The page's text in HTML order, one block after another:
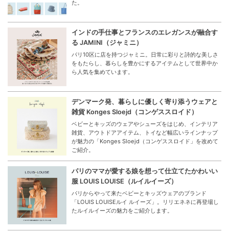
た。
インドの手仕事とフランスのエレガンスが融合す
る JAMINI（ジャミニ）
パリ10区に店を持つジャミニ。日常に彩りと詩的な美しさ
をもたらし、暮らしを豊かにするアイテムとして世界中か
ら人気を集めています。
デンマーク発、暮らしに優しく寄り添うウェアと
雑貨 Konges Sloejd（コンゲススロイド）
ベビーとキッズのウェアやシューズをはじめ、インテリア
雑貨、アウトドアアイテム、トイなど幅広いラインナップ
が魅力の「Konges Sloejd（コンゲススロイド」を改めて
ご紹介。
パリのママが愛する娘を想って仕立てたかわいい
服 LOUIS LOUISE（ルイルイーズ）
パリからやって来たベビーとキッズウェアのブランド
「LOUIS LOUISEルイ ルイーズ」。リリエネネに再登場し
たルイルイーズの魅力をご紹介します。